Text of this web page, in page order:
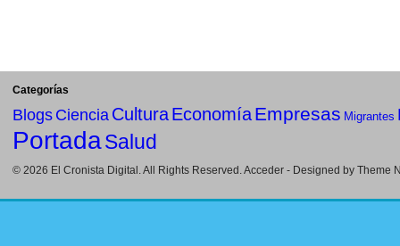
Categorías
BlogsCiencia CulturaEconomíaEmpresas Migrantes
PortadaSalud
© 2026 El Cronista Digital . All Rights Reserved.Acceder - Designed by Theme